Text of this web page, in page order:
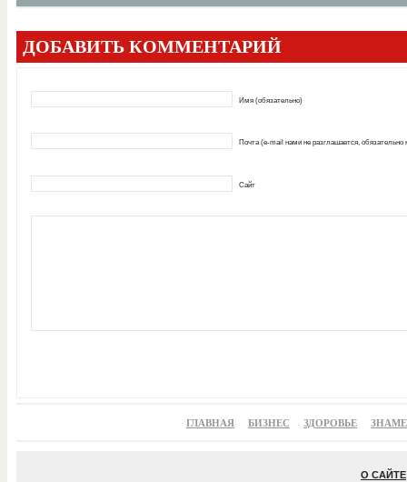
ДОБАВИТЬ КОММЕНТАРИЙ
Имя (обязательно)
Почта (e-mail нами не разглашается, обязательно
Сайт
ГЛАВНАЯ БИЗНЕС ЗДОРОВЬЕ
О САЙТЕ